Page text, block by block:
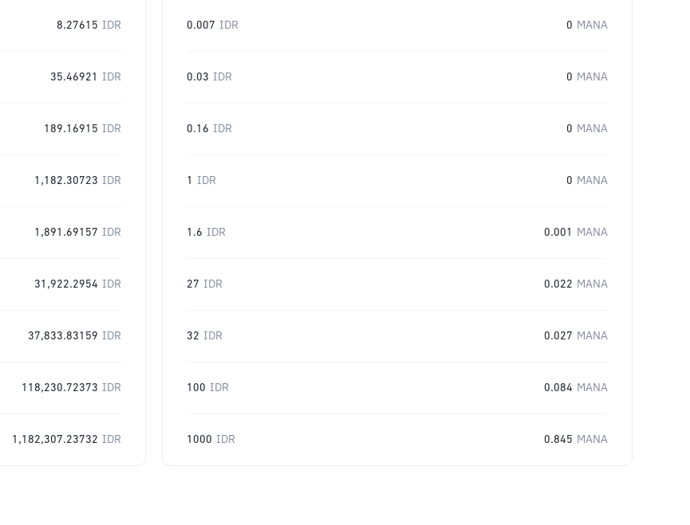
8.27615 IDR
35.46921 IDR
189.16915 IDR
1,182.30723 IDR
1,891.69157 IDR
31,922.2954 IDR
37,833.83159 IDR
118,230.72373 IDR
1,182,307.23732 IDR
0.007 IDR 0 MANA
0.03 IDR 0 MANA
0.16 IDR 0 MANA
1 IDR 0 MANA
1.6 IDR 0.001 MANA
27 IDR 0.022 MANA
32 IDR 0.027 MANA
100 IDR 0.084 MANA
1000 IDR 0.845 MANA